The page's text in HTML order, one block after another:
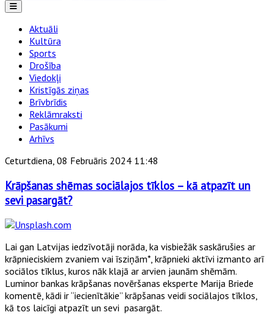
Aktuāli
Kultūra
Sports
Drošība
Viedokļi
Kristīgās ziņas
Brīvbrīdis
Reklāmraksti
Pasākumi
Arhīvs
Ceturtdiena, 08 Februāris 2024 11:48
Krāpšanas shēmas sociālajos tīklos – kā atpazīt un
sevi pasargāt?
Lai gan Latvijas iedzīvotāji norāda, ka visbiežāk saskārušies ar
krāpnieciskiem zvaniem vai īsziņām*, krāpnieki aktīvi izmanto arī
sociālos tīklus, kuros nāk klajā ar arvien jaunām shēmām.
Luminor bankas krāpšanas novēršanas eksperte Marija Briede
komentē, kādi ir “iecienītākie” krāpšanas veidi sociālajos tīklos,
kā tos laicīgi atpazīt un sevi pasargāt.